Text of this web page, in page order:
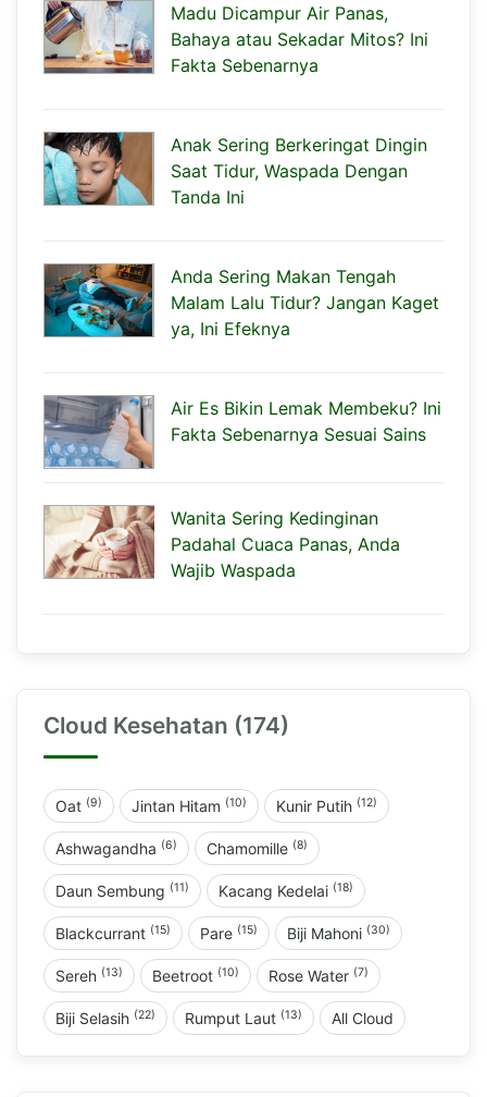
Madu Dicampur Air Panas,
Bahaya atau Sekadar Mitos? Ini
Fakta Sebenarnya
Anak Sering Berkeringat Dingin
Saat Tidur, Waspada Dengan
Tanda Ini
Anda Sering Makan Tengah
Malam Lalu Tidur? Jangan Kaget
ya, Ini Efeknya
Air Es Bikin Lemak Membeku? Ini
Fakta Sebenarnya Sesuai Sains
Wanita Sering Kedinginan
Padahal Cuaca Panas, Anda
Wajib Waspada
Cloud Kesehatan (174)
Oat (9) Jintan Hitam (10) Kunir Putih (12)
Ashwagandha (6) Chamomille (8)
Daun Sembung (11) Kacang Kedelai (18)
Blackcurrant (15) Pare (15) Biji Mahoni (30)
Sereh (13) Beetroot (10) Rose Water (7)
Biji Selasih (22) Rumput Laut (13) All Cloud